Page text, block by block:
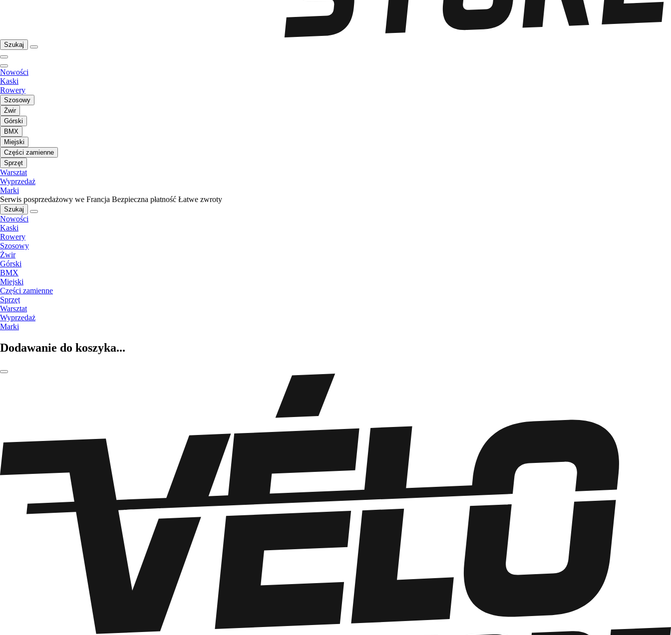
Szukaj
Nowości
Kaski
Rowery
Szosowy
Żwir
Górski
BMX
Miejski
Części zamienne
Sprzęt
Warsztat
Wyprzedaż
Marki
Serwis posprzedażowy we Francja Bezpieczna płatność Łatwe zwroty
Szukaj
Nowości
Kaski
Rowery
Szosowy
Żwir
Górski
BMX
Miejski
Części zamienne
Sprzęt
Warsztat
Wyprzedaż
Marki
Dodawanie do koszyka...